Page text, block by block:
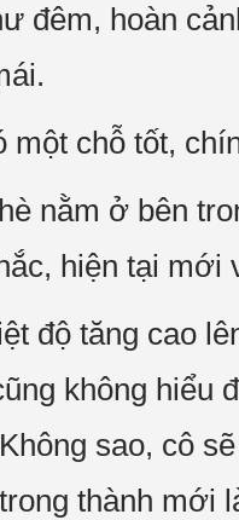
đêm, hoàn
một chỗ tốt,
nằm ở bên
hiện tại mới
độ tăng cao
không hiểu
sao, cô
thành mới